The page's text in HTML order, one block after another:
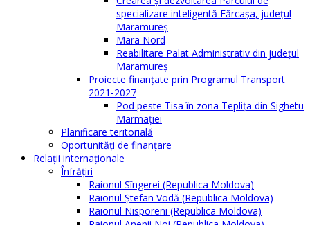
specializare inteligentă Fărcașa, județul
Maramureș
Mara Nord
Reabilitare Palat Administrativ din județul
Maramureș
Proiecte finanțate prin Programul Transport
2021-2027
Pod peste Tisa în zona Teplița din Sighetu
Marmației
Planificare teritorială
Oportunităţi de finanţare
Relaţii internaţionale
Înfrăţiri
Raionul Sîngerei (Republica Moldova)
Raionul Ștefan Vodă (Republica Moldova)
Raionul Nisporeni (Republica Moldova)